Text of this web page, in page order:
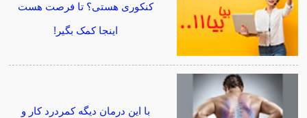
کنکوری هستی؟ تا فرصت هست
اینجا کمک بگیر!
با این درمان دیگه کمردرد کار و